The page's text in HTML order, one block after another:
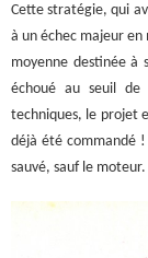
Cette stratégie, qui
à un échec majeur
moyenne destinée à
échoué au seuil de
techniques, le projet
déjà été commandé
sauvé, sauf le moteur.